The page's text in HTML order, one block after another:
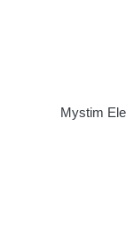
Mystim